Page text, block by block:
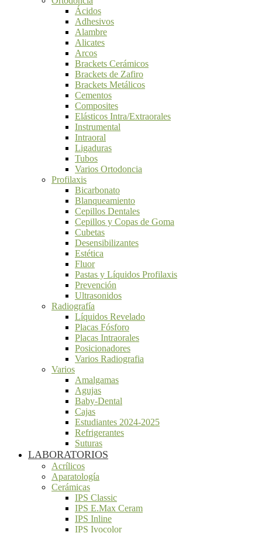
Ácidos
Adhesivos
Alambre
Alicates
Arcos
Brackets Cerámicos
Brackets de Zafiro
Brackets Metálicos
Cementos
Composites
Elásticos Intra/Extraorales
Instrumental
Intraoral
Ligaduras
Tubos
Varios Ortodoncia
Profilaxis
Bicarbonato
Blanqueamiento
Cepillos Dentales
Cepillos y Copas de Goma
Cubetas
Desensibilizantes
Estética
Fluor
Pastas y Líquidos Profilaxis
Prevención
Ultrasonidos
Radiografía
Líquidos Revelado
Placas Fósforo
Placas Intraorales
Posicionadores
Varios Radiografia
Varios
Amalgamas
Agujas
Baby-Dental
Cajas
Estudiantes 2024-2025
Refrigerantes
Suturas
LABORATORIOS
Acrílicos
Aparatología
Cerámicas
IPS Classic
IPS E.Max Ceram
IPS Inline
IPS Ivocolor